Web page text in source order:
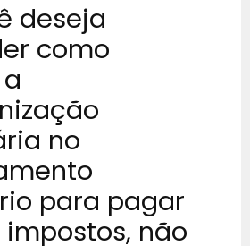
deseja
como
no
para pagar
não